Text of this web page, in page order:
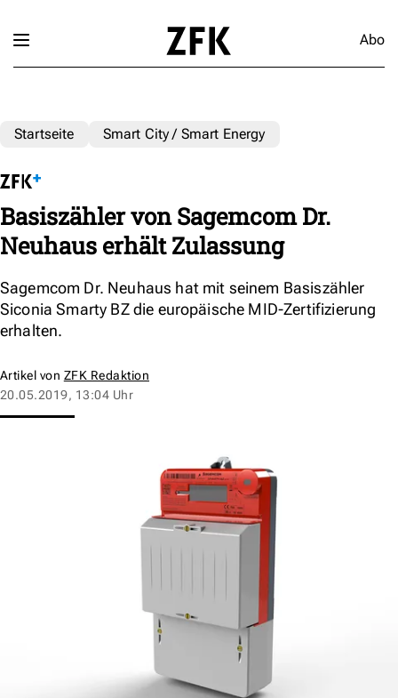
Abo
Startseite Smart City / Smart Energy
Basiszähler von Sagemcom Dr.
Neuhaus erhält Zulassung
Sagemcom Dr. Neuhaus hat mit seinem Basiszähler
Siconia Smarty BZ die europäische MID-Zertifizierung
erhalten.
Artikel von ZFK Redaktion
20.05.2019, 13:04 Uhr